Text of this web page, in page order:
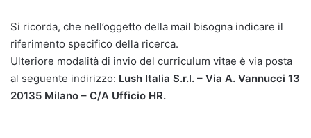
Si ricorda, che nell’oggetto della mail bisogna indicare il
riferimento specifico della ricerca.
Ulteriore modalità di invio del curriculum vitae è via posta
al seguente indirizzo: Lush Italia S.r.l. – Via A. Vannucci 13
20135 Milano – C/A Ufficio HR.